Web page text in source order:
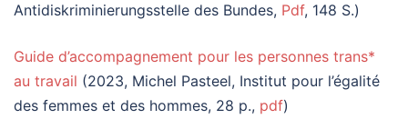
Antidiskriminierungsstelle des Bundes, Pdf, 148 S.)
Guide d’accompagnement pour les personnes trans*
au travail (2023, Michel Pasteel, Institut pour l’égalité
des femmes et des hommes, 28 p., pdf)